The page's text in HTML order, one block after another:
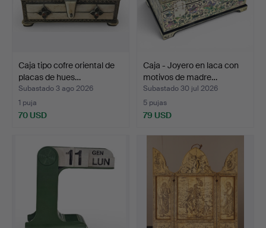
Caja tipo cofre oriental de
placas de hues…
Subastado 3 ago 2026
1 puja
70 USD
Caja - Joyero en laca con
motivos de madre…
Subastado 30 jul 2026
5 pujas
79 USD